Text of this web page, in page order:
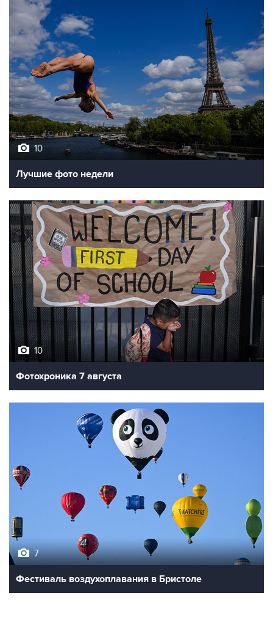
10
Лучшие фото недели
10
Фотохроника 7 августа
Фестиваль воздухоплавания в Бристоле